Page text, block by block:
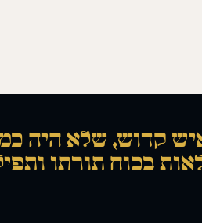
קדוש, שלא היה
בכוח תורתו